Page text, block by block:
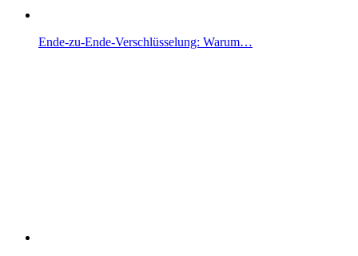
Ende-zu-Ende-Verschlüsselung: Warum…